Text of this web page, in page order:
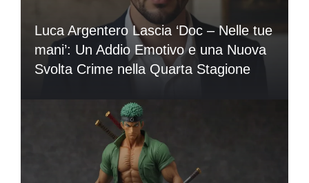
Luca Argentero Lascia ‘Doc – Nelle tue
mani’: Un Addio Emotivo e una Nuova
Svolta Crime nella Quarta Stagione